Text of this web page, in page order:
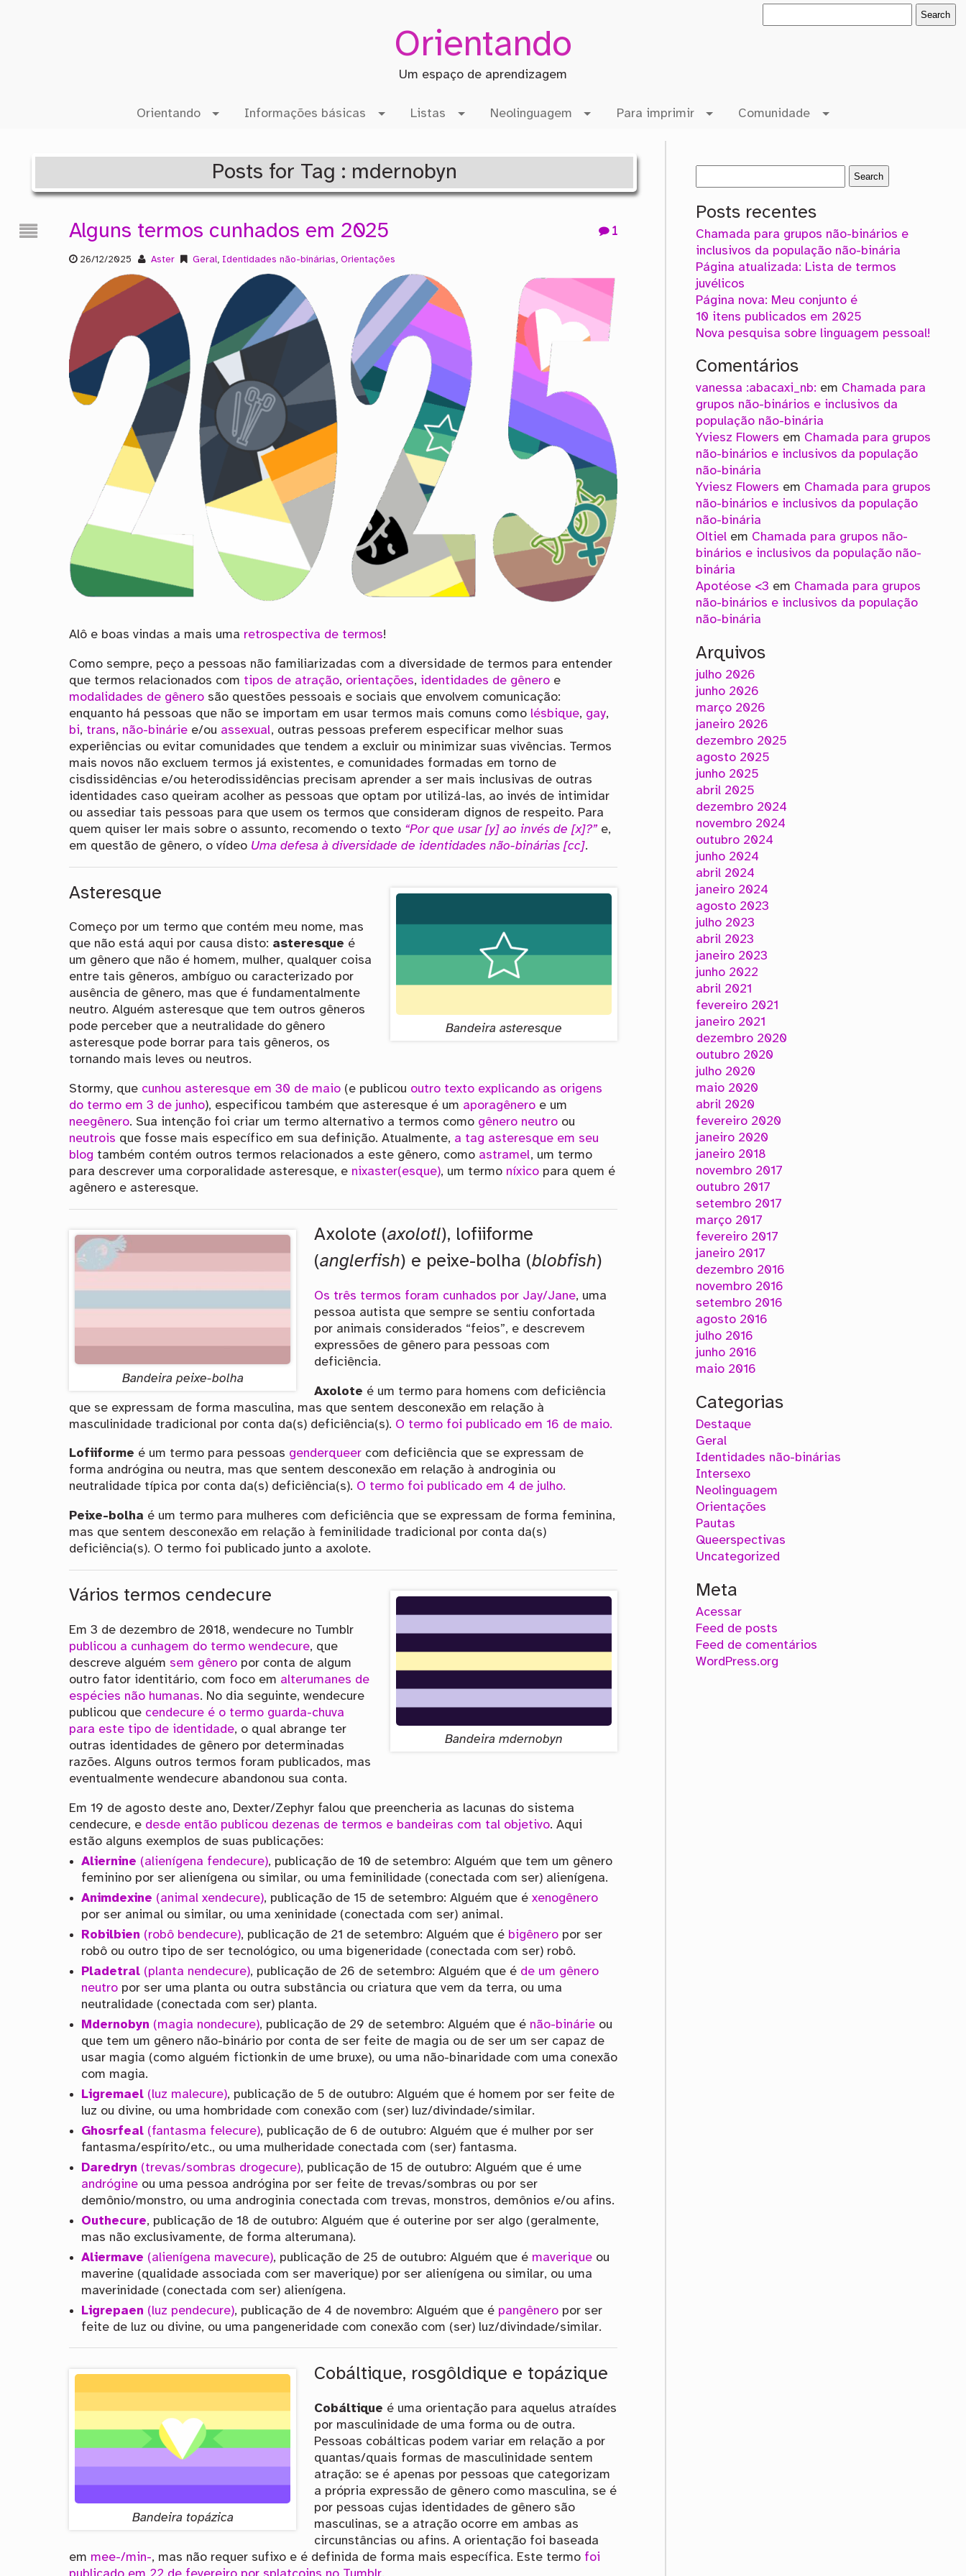
Orientando
Um espaço de aprendizagem
Orientando Informações básicas Listas Neolinguagem Para imprimir Comunidade
Posts for Tag : mdernobyn
Alguns termos cunhados em 2025 1
26/12/2025 Aster Geral Identidades não-binárias ,Orientações
Alô e boas vindas a mais uma retrospectiva de termos!
Como sempre, peço a pessoas não familiarizadas com a diversidade de termos para entender
que termos relacionados com tipos de atração, orientações, identidades de gênero e
modalidades de gênero são questões pessoais e sociais que envolvem comunicação:
enquanto há pessoas que não se importam em usar termos mais comuns como lésbique, gay,
bi, trans, não-binárie e/ou assexual, outras pessoas preferem especificar melhor suas
experiências ou evitar comunidades que tendem a excluir ou minimizar suas vivências. Termos
mais novos não excluem termos já existentes, e comunidades formadas em torno de
cisdissidências e/ou heterodissidências precisam aprender a ser mais inclusivas de outras
identidades caso queiram acolher as pessoas que optam por utilizá-las, ao invés de intimidar
ou assediar tais pessoas para que usem os termos que consideram dignos de respeito. Para
quem quiser ler mais sobre o assunto, recomendo o texto “Por que usar [y] ao invés de [x]?”e,
em questão de gênero, o vídeo Uma defesa à diversidade de identidades não-binárias [cc].
Bandeira asteresque
Asteresque
Começo por um termo que contém meu nome, mas
que não está aqui por causa disto: asteresque é
um gênero que não é homem, mulher, qualquer coisa
entre tais gêneros, ambíguo ou caracterizado por
ausência de gênero, mas que é fundamentalmente
neutro. Alguém asteresque que tem outros gêneros
pode perceber que a neutralidade do gênero
asteresque pode borrar para tais gêneros, os
tornando mais leves ou neutros.
Stormy, que cunhou asteresque em 30 de maio (e publicou outro texto explicando as origens
do termo em 3 de junho), especificou também que asteresque é um aporagênero e um
neegênero. Sua intenção foi criar um termo alternativo a termos como gênero neutro ou
neutrois que fosse mais específico em sua definição. Atualmente, a tag asteresque em seu
blog também contém outros termos relacionados a este gênero, como astramel, um termo
para descrever uma corporalidade asteresque, e nixaster(esque), um termo níxico para quem é
agênero e asteresque.
Bandeira peixe-bolha
Axolote (axolotl), lofiiforme
(anglerfish) e peixe-bolha (blobfish)
Os três termos foram cunhados por Jay/Jane, uma
pessoa autista que sempre se sentiu confortada
por animais considerados “feios”, e descrevem
expressões de gênero para pessoas com
deficiência.
Axolote é um termo para homens com deficiência
que se expressam de forma masculina, mas que sentem desconexão em relação à
masculinidade tradicional por conta da(s) deficiência(s). O termo foi publicado em 16 de maio.
Lofiiforme é um termo para pessoas genderqueer com deficiência que se expressam de
forma andrógina ou neutra, mas que sentem desconexão em relação à androginia ou
neutralidade típica por conta da(s) deficiência(s). O termo foi publicado em 4 de julho.
Peixe-bolha é um termo para mulheres com deficiência que se expressam de forma feminina,
mas que sentem desconexão em relação à feminilidade tradicional por conta da(s)
deficiência(s). O termo foi publicado junto a axolote.
Bandeira mdernobyn
Vários termos cendecure
Em 3 de dezembro de 2018, wendecure no Tumblr
publicou a cunhagem do termo wendecure, que
descreve alguém sem gênero por conta de algum
outro fator identitário, com foco em alterumanes de
espécies não humanas. No dia seguinte, wendecure
publicou que cendecure é o termo guarda-chuva
para este tipo de identidade, o qual abrange ter
outras identidades de gênero por determinadas
razões. Alguns outros termos foram publicados, mas
eventualmente wendecure abandonou sua conta.
Em 19 de agosto deste ano, Dexter/Zephyr falou que preencheria as lacunas do sistema
cendecure, e desde então publicou dezenas de termos e bandeiras com tal objetivo. Aqui
estão alguns exemplos de suas publicações:
Aliernine (alienígena fendecure), publicação de 10 de setembro: Alguém que tem um gênero
feminino por ser alienígena ou similar, ou uma feminilidade (conectada com ser) alienígena.
Animdexine (animal xendecure), publicação de 15 de setembro: Alguém que éxenogênero
por ser animal ou similar, ou uma xeninidade (conectada com ser) animal.
Robilbien (robô bendecure), publicação de 21 de setembro: Alguém que é bigênero por ser
robô ou outro tipo de ser tecnológico, ou uma bigeneridade (conectada com ser) robô.
Pladetral (planta nendecure), publicação de 26 de setembro: Alguém que é de um gênero
neutro por ser uma planta ou outra substância ou criatura que vem da terra, ou uma
neutralidade (conectada com ser) planta.
Mdernobyn (magia nondecure), publicação de 29 de setembro: Alguém que é não-binárie ou
que tem um gênero não-binário por conta de ser feite de magia ou de ser um ser capaz de
usar magia (como alguém fictionkin de ume bruxe), ou uma não-binaridade com uma conexão
com magia.
Ligremael (luz malecure), publicação de 5 de outubro: Alguém que é homem por ser feite de
luz ou divine, ou uma hombridade com conexão com (ser) luz/divindade/similar.
Ghosrfeal (fantasma felecure), publicação de 6 de outubro: Alguém que é mulher por ser
fantasma/espírito/etc., ou uma mulheridade conectada com (ser) fantasma.
Daredryn (trevas/sombras drogecure), publicação de 15 de outubro: Alguém que é ume
andrógine ou uma pessoa andrógina por ser feite de trevas/sombras ou por ser
demônio/monstro, ou uma androginia conectada com trevas, monstros, demônios e/ou afins.
Outhecure, publicação de 18 de outubro: Alguém que é outerine por ser algo (geralmente,
mas não exclusivamente, de forma alterumana).
Aliermave (alienígena mavecure), publicação de 25 de outubro: Alguém que é maverique ou
maverine (qualidade associada com ser maverique) por ser alienígena ou similar, ou uma
maverinidade (conectada com ser) alienígena.
Ligrepaen (luz pendecure), publicação de 4 de novembro: Alguém que é pangênero por ser
feite de luz ou divine, ou uma pangeneridade com conexão com (ser) luz/divindade/similar.
Bandeira topázica
Cobáltique, rosgôldique e topázique
Cobáltique é uma orientação para aquelus atraídes
por masculinidade de uma forma ou de outra.
Pessoas cobálticas podem variar em relação a por
quantas/quais formas de masculinidade sentem
atração: se é apenas por pessoas que categorizam
a própria expressão de gênero como masculina, se é
por pessoas cujas identidades de gênero são
masculinas, se a atração ocorre em ambas as
circunstâncias ou afins. A orientação foi baseada
em mee-/min-, mas não requer sufixo e é definida de forma mais específica. Este termo foi
Posts recentes
Chamada para grupos não-binários e
inclusivos da população não-binária
Página atualizada: Lista de termos
juvélicos
Página nova: Meu conjunto é
10 itens publicados em 2025
Nova pesquisa sobre linguagem pessoal!
Comentários
vanessa :abacaxi_nb: em Chamada para
grupos não-binários e inclusivos da
população não-binária
Yviesz Flowers em Chamada para grupos
não-binários e inclusivos da população
não-binária
Yviesz Flowers em Chamada para grupos
não-binários e inclusivos da população
não-binária
Oltielem Chamada para grupos não-
binários e inclusivos da população não-
binária
Apotéose <3 em Chamada para grupos
não-binários e inclusivos da população
não-binária
Arquivos
julho 2026
junho 2026
março 2026
janeiro 2026
dezembro 2025
agosto 2025
junho 2025
abril 2025
dezembro 2024
novembro 2024
outubro 2024
junho 2024
abril 2024
janeiro 2024
agosto 2023
julho 2023
abril 2023
janeiro 2023
junho 2022
abril 2021
fevereiro 2021
janeiro 2021
dezembro 2020
outubro 2020
julho 2020
maio 2020
abril 2020
fevereiro 2020
janeiro 2020
janeiro 2018
novembro 2017
outubro 2017
setembro 2017
março 2017
fevereiro 2017
janeiro 2017
dezembro 2016
novembro 2016
setembro 2016
agosto 2016
julho 2016
junho 2016
maio 2016
Categorias
Destaque
Geral
Identidades não-binárias
Intersexo
Neolinguagem
Orientações
Pautas
Queerspectivas
Uncategorized
Meta
Acessar
Feed de posts
Feed de comentários
WordPress.org